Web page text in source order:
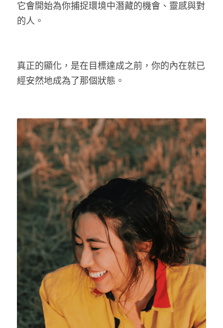
它會開始為你捕捉環境中潛藏的機會、靈感與對
的人。
真正的顯化，是在目標達成之前，你的內在就已
經安然地成為了那個狀態。